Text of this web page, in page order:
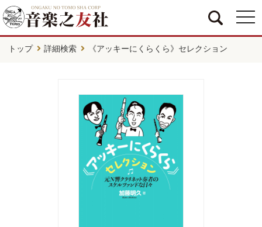
トップ 詳細検索 《アッキーにくらくら》セレクション